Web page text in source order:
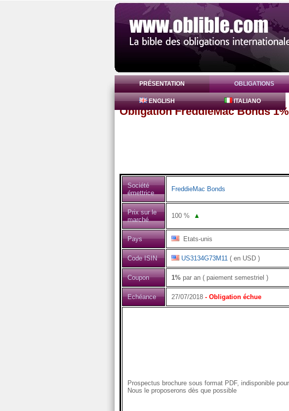
PRÉSENTATION OBLIGATIONS
ENGLISH ITALIANO
Obligation FreddieMac Bonds
Société
émettrice
FreddieMac Bonds
Prix sur le
marché
100% ▲
Pays Etats-unis
Code ISIN US3134G73M11( en USD )
Coupon 1%par an ( paiement semestriel )
Echéance 27/07/2018- Obligation échue
Prospectus brochure sous format PDF, indisponible
Nous le proposerons dès que possible